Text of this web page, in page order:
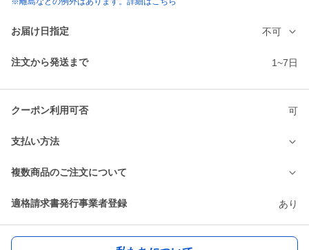
お届け日指定 不可
注文から発送まで 1~7日
クーポン利用可否 可
支払い方法
複数商品のご注文について
適格請求書発行事業者登録 あり